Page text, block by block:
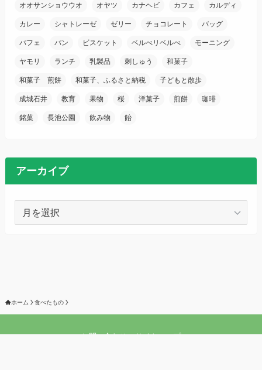
オオサンショウウオ オヤツ カナヘビ カフェ カルディ
カレー シャトレーゼ ゼリー チョコレート バッグ
パフェ パン ビスケット ベルべリベルべ モーニング
ヤモリ ランチ 乳製品 刺しゅう 和菓子
和菓子 煎餅 和菓子、ふるさと納税 子どもと散歩
成城石井 教育 果物 桜 洋菓子 煎餅 珈琲
銘菓 長池公園 飲み物 飴
アーカイブ
ホーム 食べたもの
お問い合わせ サイトマップ